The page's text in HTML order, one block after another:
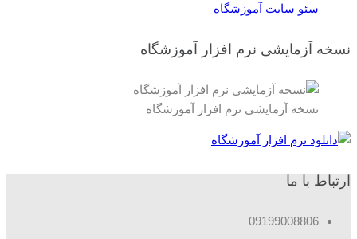
سئو سایت آموزشگاه
نسخه آزمایشی نرم افزار آموزشگاه
نسخه آزمایشی نرم افزار آموزشگاه
ارتباط با ما
09199008806